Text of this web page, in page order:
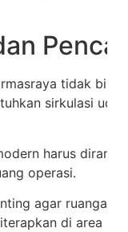
tidak bisa
sirkulasi
harus
operasi.
agar ruangan
di area